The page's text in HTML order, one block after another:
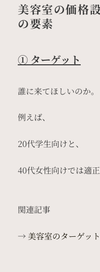
美容室の価格
の要素
① ターゲット
誰に来てほしいのか。
例えば、
20代学生向けと、
40代女性向けでは適正
関連記事
→ 美容室のターゲッ